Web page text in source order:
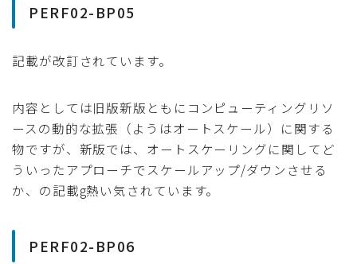
PERF02-BP05
記載が改訂されています。
内容としては旧版新版ともにコンピューティングリソ
ースの動的な拡張（ようはオートスケール）に関する
物ですが、新版では、オートスケーリングに関してど
ういったアプローチでスケールアップ/ダウンさせる
か、の記載g熱い気されています。
PERF02-BP06